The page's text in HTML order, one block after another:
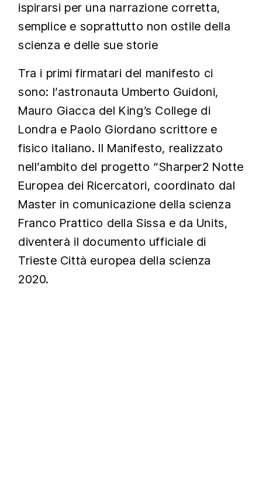
ispirarsi per una narrazione corretta,
semplice e soprattutto non ostile della
scienza e delle sue storie
Tra i primi firmatari del manifesto ci
sono: l’astronauta Umberto Guidoni,
Mauro Giacca del King’s College di
Londra e Paolo Giordano scrittore e
fisico italiano. Il Manifesto, realizzato
nell’ambito del progetto “Sharper2 Notte
Europea dei Ricercatori, coordinato dal
Master in comunicazione della scienza
Franco Prattico della Sissa e da Units,
diventerà il documento ufficiale di
Trieste Città europea della scienza
2020.